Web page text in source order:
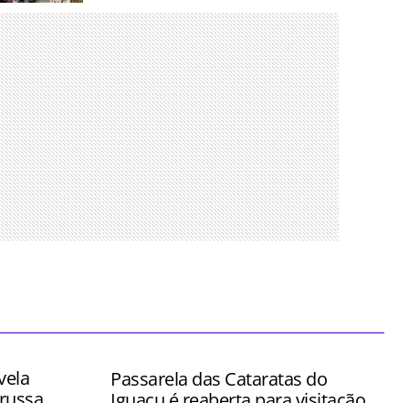
para
mais
Passarela das Cataratas do